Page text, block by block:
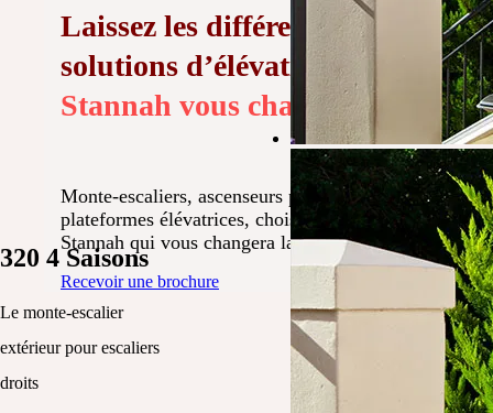
Laissez les différentes
solutions d’élévation
Stannah vous changer la vie
Monte-escaliers, ascenseurs privatifs et
plateformes élévatrices, choisissez la solution
Stannah qui vous changera la vie.
Recevoir une brochure
320 4 Saisons
Le monte-escalier
extérieur pour escaliers
droits